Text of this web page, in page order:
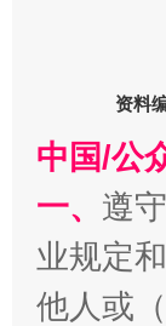
东山县通报
资料
中国/公
一、 遵
业规定
他人或